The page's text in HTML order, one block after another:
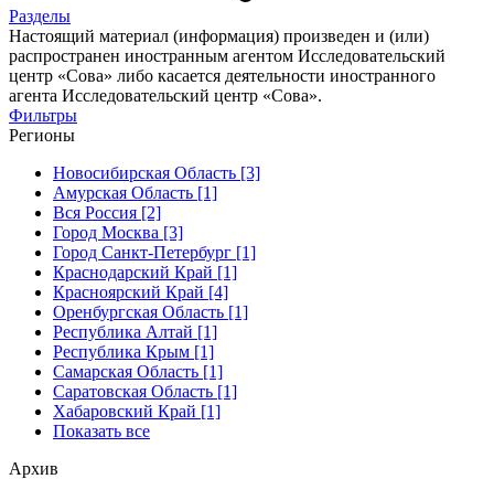
Разделы
Настоящий материал (информация) произведен и (или)
распространен иностранным агентом Исследовательский
центр «Сова» либо касается деятельности иностранного
агента Исследовательский центр «Сова».
Фильтры
Регионы
Новосибирская Область [3]
Амурская Область [1]
Вся Россия [2]
Город Москва [3]
Город Санкт-Петербург [1]
Краснодарский Край [1]
Красноярский Край [4]
Оренбургская Область [1]
Республика Алтай [1]
Республика Крым [1]
Самарская Область [1]
Саратовская Область [1]
Хабаровский Край [1]
Показать все
Архив